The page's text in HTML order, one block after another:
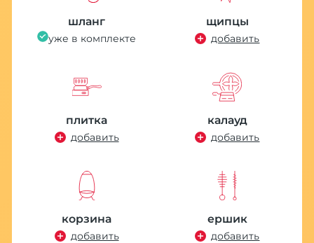
шланг
уже в комплекте
щипцы
добавить
плитка
добавить
калауд
добавить
корзина
добавить
ершик
добавить